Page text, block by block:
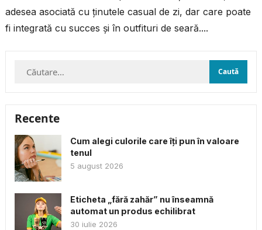
adesea asociată cu ținutele casual de zi, dar care poate
fi integrată cu succes și în outfituri de seară....
Caută
Recente
Cum alegi culorile care îți pun în valoare
tenul
5 august 2026
Eticheta „fără zahăr” nu înseamnă
automat un produs echilibrat
30 iulie 2026